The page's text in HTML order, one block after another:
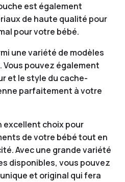
est également
de haute qualité pour
pour votre bébé.
une variété de modèles
pouvez également
et le style du cache-
parfaitement à votre
excellent choix pour
de votre bébé tout en
Avec une grande variété
disponibles, vous pouvez
et original qui fera